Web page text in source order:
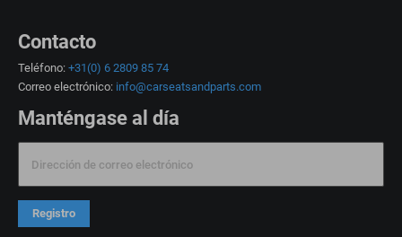
Contacto
Teléfono: +31(0) 6 2809 85 74
Correo electrónico: info@carseatsandparts.com
Manténgase al día
Dirección de correo electrónico
Registro